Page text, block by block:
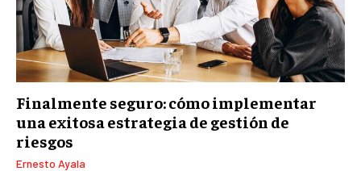
Finalmente seguro: cómo implementar
una exitosa estrategia de gestión de
riesgos
Ernesto Ayala